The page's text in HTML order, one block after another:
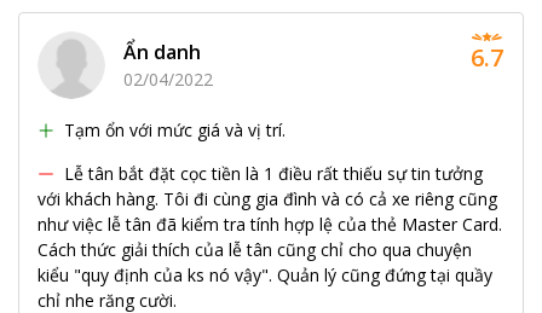
Ẩn danh
02/04/2022
Tạm ổn với mức giá và vị trí.
Lễ tân bắt đặt cọc tiền là 1 điều rất thiếu sự tin tưởng
với khách hàng. Tôi đi cùng gia đình và có cả xe riêng cũng
như việc lễ tân đã kiểm tra tính hợp lệ của thẻ Master Card.
Cách thức giải thích của lễ tân cũng chỉ cho qua chuyện
kiểu "quy định của ks nó vậy". Quản lý cũng đứng tại quầy
chỉ nhe răng cười.
6.7